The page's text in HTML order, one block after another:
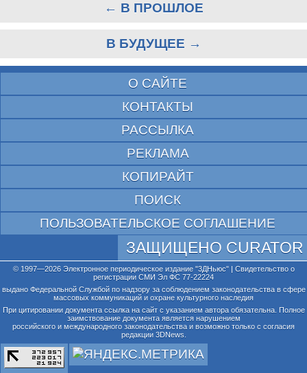
← В ПРОШЛОЕ
В БУДУЩЕЕ →
О САЙТЕ
КОНТАКТЫ
РАССЫЛКА
РЕКЛАМА
КОПИРАЙТ
ПОИСК
ПОЛЬЗОВАТЕЛЬСКОЕ СОГЛАШЕНИЕ
ЗАЩИЩЕНО CURATOR
© 1997—2026 Электронное периодическое издание "3ДНьюс" | Свидетельство о
регистрации СМИ Эл ФС 77-22224
выдано Федеральной Службой по надзору за соблюдением законодательства в сфере
массовых коммуникаций и охране культурного наследия
При цитировании документа ссылка на сайт с указанием автора обязательна. Полное
заимствование документа является нарушением
российского и международного законодательства и возможно только с согласия
редакции 3DNews.